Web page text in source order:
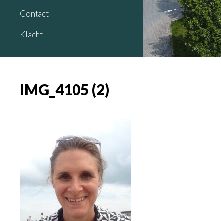
Contact
Klacht
IMG_4105 (2)